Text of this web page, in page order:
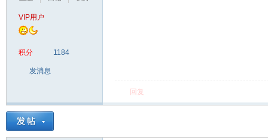
VIP用户
积分 1184
发消息
回复